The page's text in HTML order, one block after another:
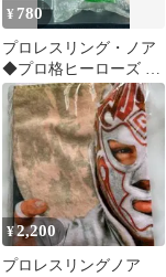
¥ 780
プロレスリング・ノア
◆プロ格ヒーローズ 本
田多聞 (未開封)
¥2,200
プロレスリングノア